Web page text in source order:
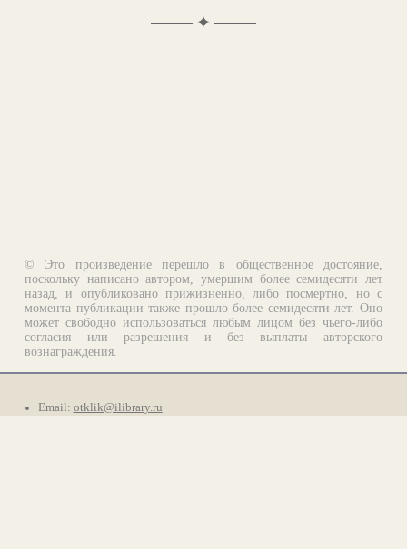
✦
© Это произведение перешло в общественное достояние,
поскольку написано автором, умершим более семидесяти лет
назад, и опубликовано прижизненно, либо посмертно, но с
момента публикации также прошло более семидесяти лет. Оно
может свободно использоваться любым лицом без чьего-либо
согласия или разрешения и без выплаты авторского
вознаграждения.
Email: otklik@ilibrary.ru